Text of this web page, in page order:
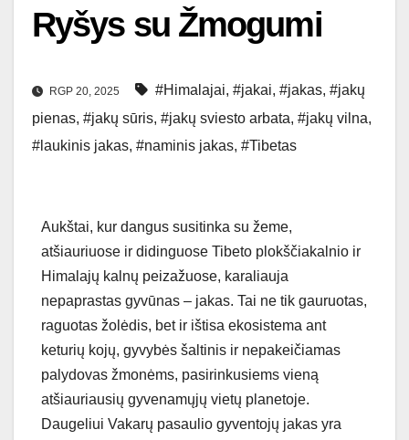
Ryšys su Žmogumi
RGP 20, 2025 #Himalajai, #jakai, #jakas, #jakų
pienas, #jakų sūris, #jakų sviesto arbata, #jakų vilna,
#laukinis jakas, #naminis jakas, #Tibetas
Aukštai, kur dangus susitinka su žeme,
atšiauriuose ir didinguose Tibeto plokščiakalnio ir
Himalajų kalnų peizažuose, karaliauja
nepaprastas gyvūnas – jakas. Tai ne tik gauruotas,
raguotas žolėdis, bet ir ištisa ekosistema ant
keturių kojų, gyvybės šaltinis ir nepakeičiamas
palydovas žmonėms, pasirinkusiems vieną
atšiauriausių gyvenamųjų vietų planetoje.
Daugeliui Vakarų pasaulio gyventojų jakas yra